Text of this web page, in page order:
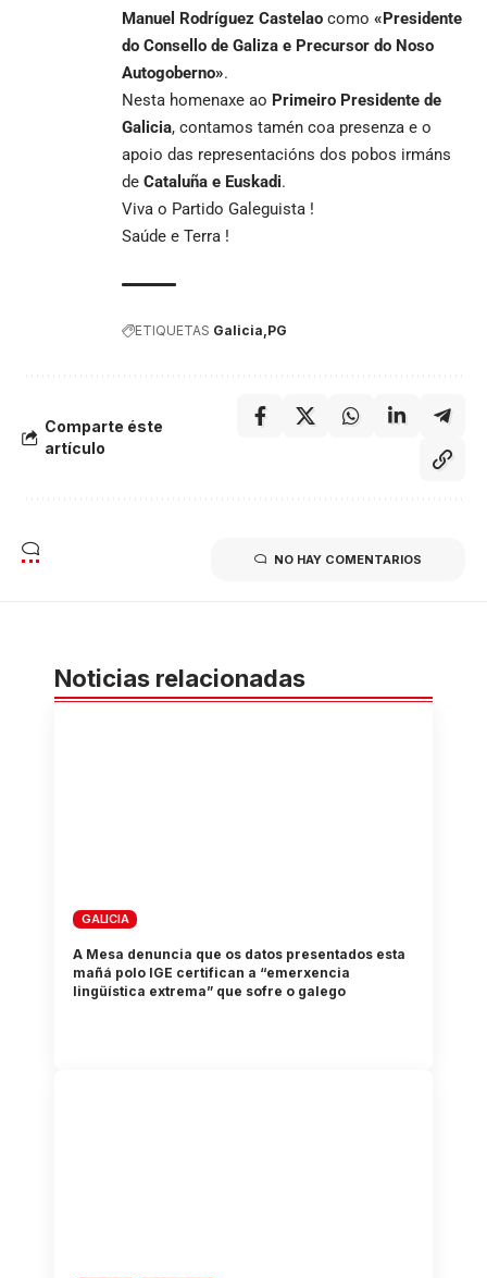
Manuel Rodríguez Castelao como «Presidente
do Consello de Galiza e Precursor do Noso
Autogoberno».
Nesta homenaxe ao Primeiro Presidente de
Galicia, contamos tamén coa presenza e o
apoio das representacións dos pobos irmáns
de Cataluña e Euskadi.
Viva o Partido Galeguista !
Saúde e Terra !
ETIQUETAS Galicia PG
Comparte éste
artículo
NO HAY COMENTARIOS
Noticias relacionadas
GALICIA
A Mesa denuncia que os datos presentados esta
mañá polo IGE certifican a “emerxencia
lingüística extrema” que sofre o galego